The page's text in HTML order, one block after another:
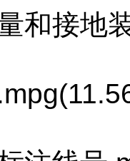
接地